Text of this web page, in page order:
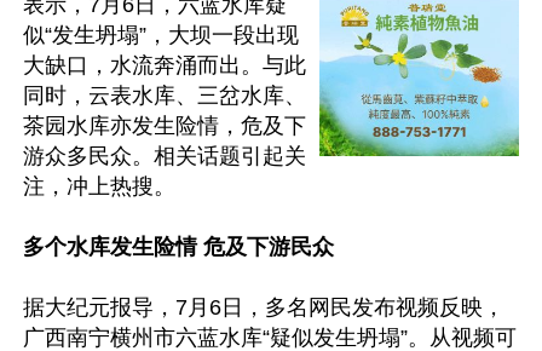
表示，7月6日，六蓝水库疑
似“发生坍塌”，大坝一段出现
大缺口，水流奔涌而出。与此
同时，云表水库、三岔水库、
茶园水库亦发生险情，危及下
游众多民众。相关话题引起关
注，冲上热搜。
多个水库发生险情 危及下游民众
据大纪元报导，7月6日，多名网民发布视频反映，
广西南宁横州市六蓝水库“疑似发生坍塌”。从视频可